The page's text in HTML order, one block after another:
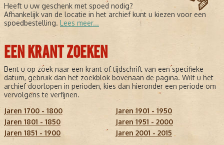
Heeft u uw geschenk met spoed nodig?
Afhankelijk van de locatie in het archief kunt u kiezen voor een
spoedbestelling. Lees meer...
EEN KRANT ZOEKEN
Bent u op zoek naar een krant of tijdschrift van een specifieke
datum, gebruik dan het zoekblok bovenaan de pagina. Wilt u het
archief doorlopen in perioden, kies dan hieronder een periode om
vervolgens te verfijnen.
Jaren 1700 - 1800
Jaren 1801 - 1850
Jaren 1851 - 1900
Jaren 1901 - 1950
Jaren 1951 - 2000
Jaren 2001 - 2015